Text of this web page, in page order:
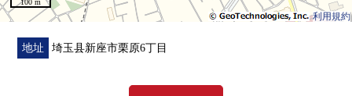
利用規約
100 m
地址 埼玉县新座市栗原6丁目